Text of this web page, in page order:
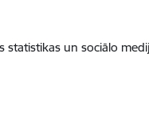
statistikas un sociālo